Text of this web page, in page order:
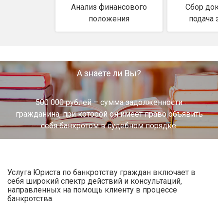
Анализ финансового
положения
Сбор
подача
А знаете ли Вы?
500 000 рублей – сумма задолженности
гражданина, при которой он имеет право объявить
себя банкротом в судебном порядке.
Услуга Юриста по банкротству граждан включает в
себя широкий спектр действий и консультаций,
направленных на помощь клиенту в процессе
банкротства.